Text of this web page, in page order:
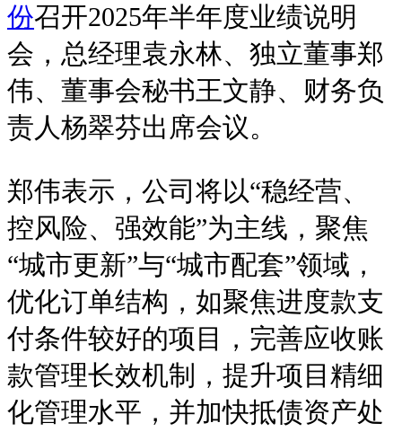
份召开2025年半年度业绩说明
会，总经理袁永林、独立董事郑
伟、董事会秘书王文静、财务负
责人杨翠芬出席会议。
郑伟表示，公司将以“稳经营、
控风险、强效能”为主线，聚焦
“城市更新”与“城市配套”领域，
优化订单结构，如聚焦进度款支
付条件较好的项目，完善应收账
款管理长效机制，提升项目精细
化管理水平，并加快抵债资产处